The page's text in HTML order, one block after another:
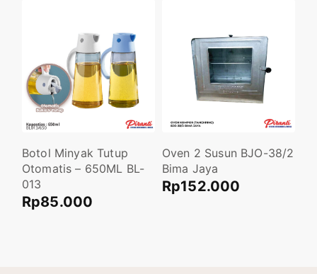
Botol Minyak Tutup
Otomatis – 650ML BL-
013
Rp85.000
Oven 2 Susun BJO-38/2
Bima Jaya
Rp152.000